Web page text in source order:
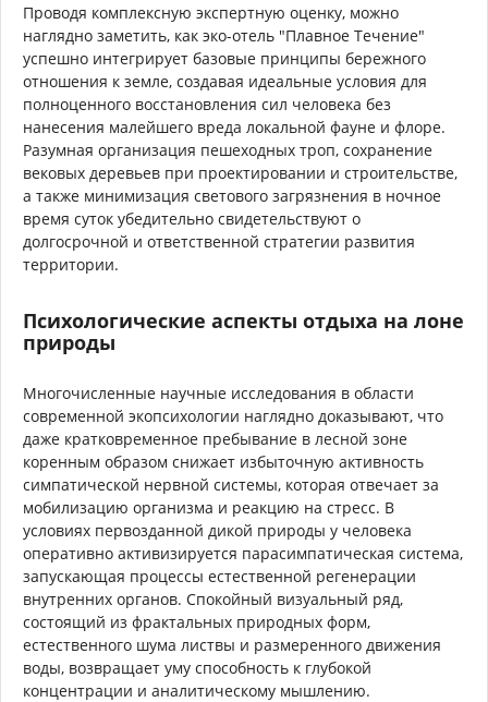
Проводя комплексную экспертную оценку, можно
наглядно заметить, как эко-отель "Плавное Течение"
успешно интегрирует базовые принципы бережного
отношения к земле, создавая идеальные условия для
полноценного восстановления сил человека без
нанесения малейшего вреда локальной фауне и флоре.
Разумная организация пешеходных троп, сохранение
вековых деревьев при проектировании и строительстве,
а также минимизация светового загрязнения в ночное
время суток убедительно свидетельствуют о
долгосрочной и ответственной стратегии развития
территории.
Психологические аспекты отдыха на лоне
природы
Многочисленные научные исследования в области
современной экопсихологии наглядно доказывают, что
даже кратковременное пребывание в лесной зоне
коренным образом снижает избыточную активность
симпатической нервной системы, которая отвечает за
мобилизацию организма и реакцию на стресс. В
условиях первозданной дикой природы у человека
оперативно активизируется парасимпатическая система,
запускающая процессы естественной регенерации
внутренних органов. Спокойный визуальный ряд,
состоящий из фрактальных природных форм,
естественного шума листвы и размеренного движения
воды, возвращает уму способность к глубокой
концентрации и аналитическому мышлению.